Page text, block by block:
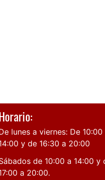
lunes a viernes: De 10:00
y de 16:30 a 20:00
de 10:00 a 14:00 y
a 20:00.